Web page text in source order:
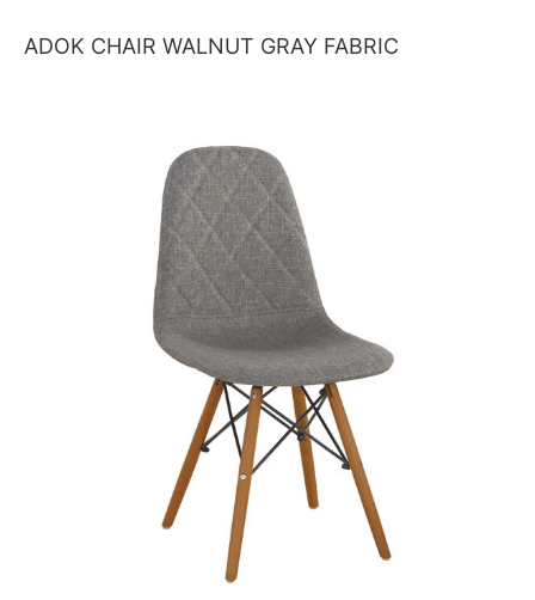
ADOK CHAIR WALNUT GRAY FABRIC